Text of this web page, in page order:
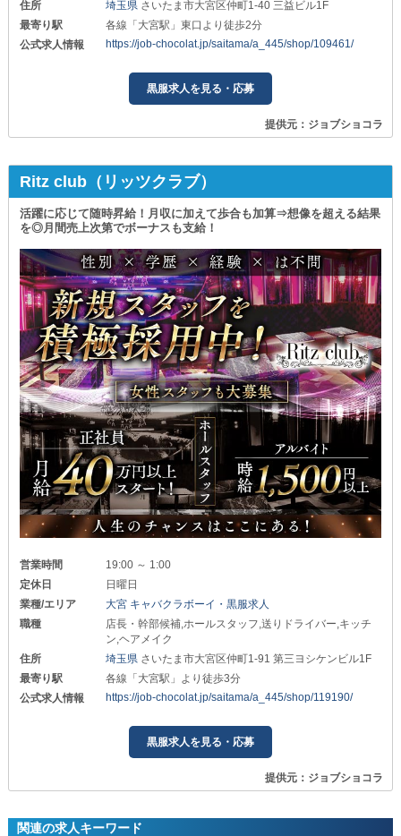
住所 埼玉県 さいたま市大宮区仲町1-40 三益ビル1F
最寄り駅
各線「大宮駅」東口より徒歩2分
公式求人情報
https://job-chocolat.jp/saitama/a_445/shop/109461/
黒服求人を見る・応募
提供元：ジョブショコラ
Ritz club（リッツクラブ）
活躍に応じて随時昇給！月収に加えて歩合も加算⇒想像を超える結果
を◎月間売上次第でボーナスも支給！
営業時間
19:00 ～ 1:00
定休日
日曜日
業種/エリア
大宮 キャバクラボーイ・黒服求人
職種
店長・幹部候補,ホールスタッフ,送りドライバー,キッチ
ン,ヘアメイク
住所
埼玉県 さいたま市大宮区仲町1-91 第三ヨシケンビル1F
最寄り駅
各線「大宮駅」より徒歩3分
公式求人情報
https://job-chocolat.jp/saitama/a_445/shop/119190/
黒服求人を見る・応募
提供元：ジョブショコラ
関連の求人キーワード